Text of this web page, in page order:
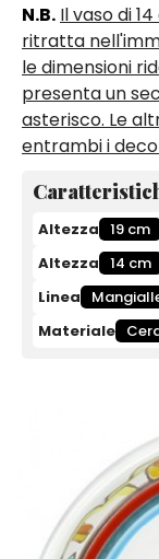
N.B. Il vaso di
ritratta
le dimensioni
presenta un
asterisco. Le
entrambi i
Altezza 19 cm
Altezza 14 cm
Linea
Materiale